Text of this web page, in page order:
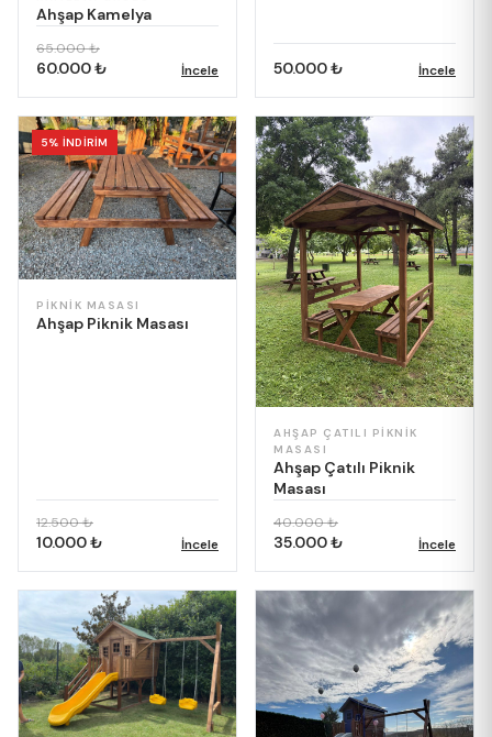
Ahşap Kamelya
65.000 ₺
60.000 ₺ İncele 50.000 ₺ İncele
5% İNDİRİM
PIKNIK MASASI
Ahşap Piknik Masası
12.500 ₺
10.000 ₺ İncele
AHŞAP ÇATILI PIKNIK
MASASI
Ahşap Çatılı Piknik
Masası
40.000 ₺
35.000 ₺ İncele